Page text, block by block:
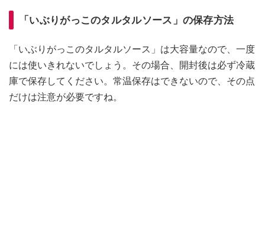
「いぶりがっこのタルタルソース」の保存方法
「いぶりがっこのタルタルソース」は大容量なので、一度
には使いきれないでしょう。その場合、開封後は必ず冷蔵
庫で保存してください。常温保存はできないので、その点
だけは注意が必要ですね。